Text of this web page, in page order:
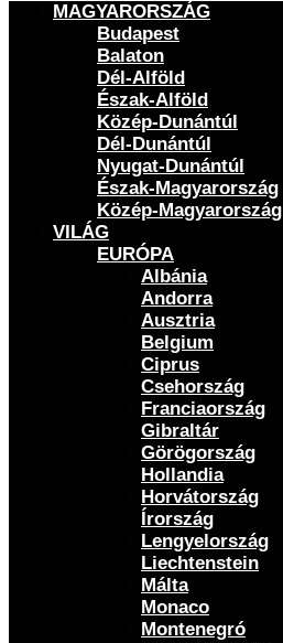
MAGYARORSZÁG
Budapest
Balaton
Dél-Alföld
Észak-Alföld
Közép-Dunántúl
Dél-Dunántúl
Nyugat-Dunántúl
Észak-Magyarország
Közép-Magyarország
VILÁG
EURÓPA
Albánia
Andorra
Ausztria
Belgium
Ciprus
Csehország
Franciaország
Gibraltár
Görögország
Hollandia
Horvátország
Írország
Lengyelország
Liechtenstein
Málta
Monaco
Montenegró